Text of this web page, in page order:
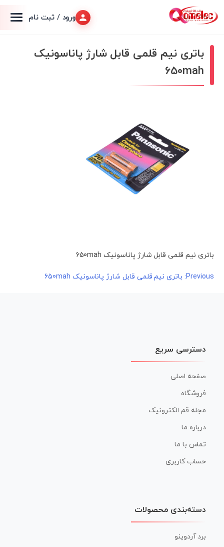
ورود / ثبت نام
باتری نیم قلمی قابل شارژ پاناسونیک
650mah
باتری نیم قلمی قابل شارژ پاناسونیک 650mah
راهبری
Previous: باتری نیم قلمی قابل شارژ پاناسونیک 650mah
دسترسی سریع
صفحه اصلی
فروشگاه
مجله قم الکترونیک
درباره ما
تماس با ما
حساب کاربری
دسته‌بندی محصولات
برد آردوینو